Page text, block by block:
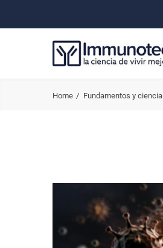
Home Fundamentos y ciencia